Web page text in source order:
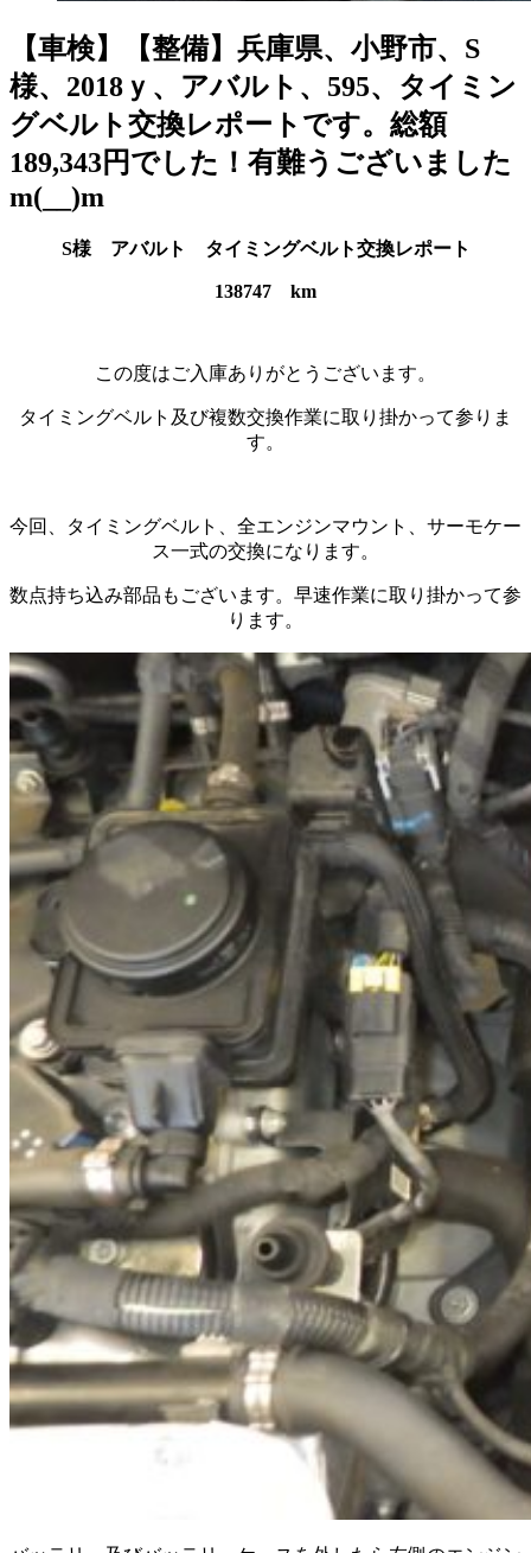
【車検】【整備】兵庫県、小野市、S
様、2018ｙ、アバルト、595、タイミン
グベルト交換レポートです。総額
189,343円でした！有難うございました
m(__)m
S様 アバルト タイミングベルト交換レポート
138747 km
この度はご入庫ありがとうございます。
タイミングベルト及び複数交換作業に取り掛かって参りま
す。
今回、タイミングベルト、全エンジンマウント、サーモケー
ス一式の交換になります。
数点持ち込み部品もございます。早速作業に取り掛かって参
ります。